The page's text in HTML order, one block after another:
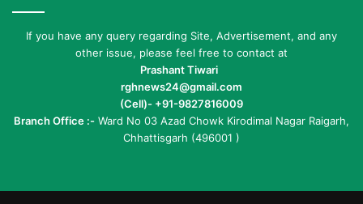
If you have any query regarding Site, Advertisement, and any
other issue, please feel free to contact at
Prashant Tiwari
rghnews24@gmail.com
(Cell)- +91-9827816009
Branch Office :- Ward No 03 Azad Chowk Kirodimal Nagar Raigarh,
Chhattisgarh (496001 )